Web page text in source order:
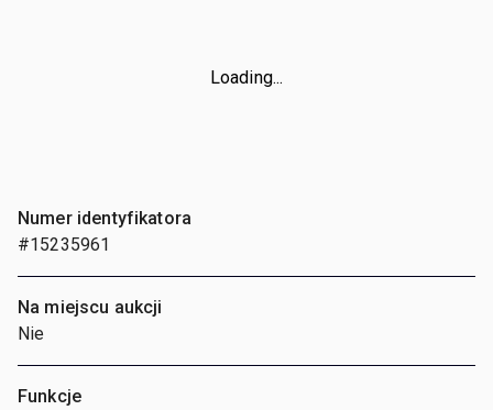
Loading...
Numer identyfikatora
#15235961
Na miejscu aukcji
Nie
Funkcje